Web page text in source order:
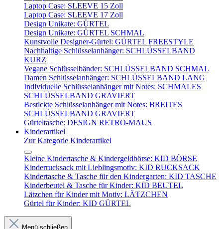
Laptop Case: SLEEVE 15 Zoll
Laptop Case: SLEEVE 17 Zoll
Design Unikate: GÜRTEL
Design Unikate: GÜRTEL SCHMAL
Kunstvolle Designer-Gürtel: GÜRTEL FREESTYLE
Nachhaltige Schlüsselanhänger: SCHLÜSSELBAND
KURZ
Vegane Schlüsselbänder: SCHLÜSSELBAND SCHMAL
Damen Schlüsselanhänger: SCHLÜSSELBAND LANG
Individuelle Schlüsselanhänger mit Notes: SCHMALES
SCHLÜSSELBAND GRAVIERT
Bestickte Schlüsselanhänger mit Notes: BREITES
SCHLÜSSELBAND GRAVIERT
Gürteltasche: DESIGN RETRO-MAUS
Kinderartikel
Zur Kategorie Kinderartikel
Kleine Kindertasche & Kindergeldbörse: KID BÖRSE
Kinderrucksack mit Lieblingsmotiv: KID RUCKSACK
Kindertasche & Tasche für den Kindergarten: KID TASCHE
Kinderbeutel & Tasche für Kinder: KID BEUTEL
Lätzchen für Kinder mit Motiv: LÄTZCHEN
Gürtel für Kinder: KID GÜRTEL
Menü schließen